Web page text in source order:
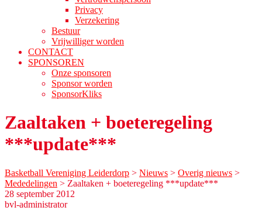
Privacy
Verzekering
Bestuur
Vrijwilliger worden
CONTACT
SPONSOREN
Onze sponsoren
Sponsor worden
SponsorKliks
Zaaltaken + boeteregeling
***update***
Basketball Vereniging Leiderdorp > Nieuws > Overig nieuws >
Mededelingen > Zaaltaken + boeteregeling ***update***
28 september 2012
bvl-administrator